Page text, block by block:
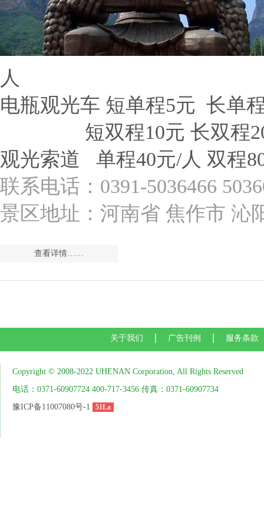
人
电瓶观光车 短单程5元 长单
短双程10元 长双程
观光索道 单程40元/人 双程
联系电话：0391-5036466
景区地址：河南省 焦作市 沁
查看详情……
关于我们 广告刊例 服务条款
Copyright © 2008-2022 UHENAN Corporation, All Rights Reserved
电话：0371-60907724 400-717-3456 传真：0371-60907734
豫ICP备11007080号-1
51La